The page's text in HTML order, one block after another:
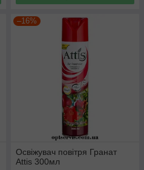
–16%
Освіжувач повітря Гранат
Attis 300мл